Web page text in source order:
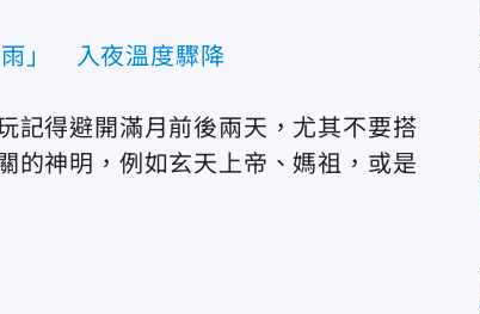
雨」 入夜溫度驟降
記得避開滿月前後兩天，尤其不要搭
的神明，例如玄天上帝、媽祖，或是